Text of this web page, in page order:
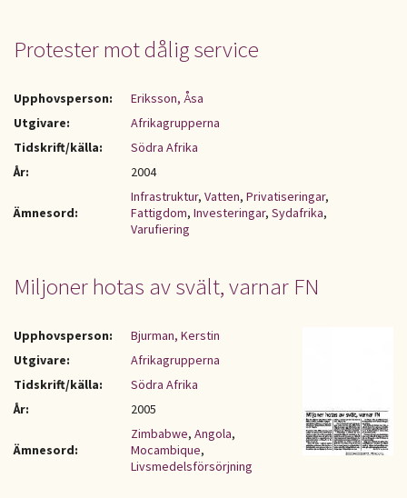
Protester mot dålig service
Upphovsperson:
Eriksson, Åsa
Utgivare:
Afrikagrupperna
Tidskrift/källa:
Södra Afrika
År:
2004
Ämnesord:
Infrastruktur, Vatten, Privatiseringar,
Fattigdom, Investeringar, Sydafrika,
Varufiering
Miljoner hotas av svält, varnar FN
Upphovsperson:
Bjurman, Kerstin
Utgivare:
Afrikagrupperna
Tidskrift/källa:
Södra Afrika
År:
2005
Ämnesord:
Zimbabwe, Angola,
Mocambique,
Livsmedelsförsörjning